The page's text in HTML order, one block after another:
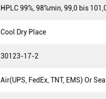
HPLC 99%, 98%min, 99,0 bis
Cool Dry Place
30123-17-2
Air(UPS, FedEx, TNT, EMS) Or Sea